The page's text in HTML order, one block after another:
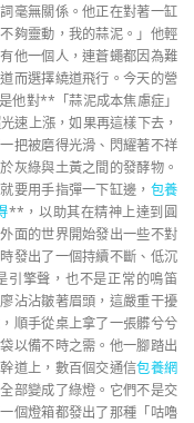
詞毫無關係。他正在對著一缸
夠靈動，我的蒜泥。」他輕
他一個人，連蒼蠅都因為難
而選擇繞道飛行。今天的營
他對**「蒜泥成本焦慮症」
速上漲，如果再這樣下去，
把被磨得光滑、閃耀著不祥
灰綠與土黃之間的發酵物。
要用手指彈一下缸邊， 包養
**，以助其在精神上達到圓
面的世界開始發出一些不對
發出了一個持續不斷、低沉
擎聲，也不是正常的鳴笛
沾沾皺著眉頭，這嚴重干擾
順手從桌上拿了一張髒兮兮
以備不時之需。他一腳踏出
道上，數百個交通信包養網
部變成了綠燈。它們不是交
個燈箱都發出了那種「咕嚕